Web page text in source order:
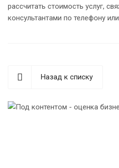
рассчитать стоимость услуг,
консультантами по телефону
Назад к списку